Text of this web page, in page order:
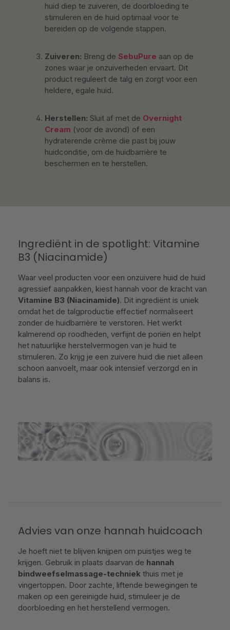
huid diep te zuiveren, de doorbloeding te
stimuleren en de huid optimaal voor te
bereiden op de volgende stappen.
Zuiveren: Breng de SebuPure aan op de
zones waar je onzuiverheden ervaart. Dit
product reguleert de talg en zorgt voor een
heldere, egale huid.
Herstellen: Sluit af met de Overnight
Cream (voor de avond) of een
hydraterende crème die past bij jouw
huidconditie, om de huidbarrière te
beschermen en te herstellen.
Ingrediënt in de spotlight: Vitamine
B3 (Niacinamide)
Waar veel producten voor een onzuivere huid de huid
agressief aanpakken, kiest hannah voor de kracht van
Vitamine B3 (Niacinamide). Dit ingrediënt is uniek
omdat het de talgproductie effectief normaliseert
zonder de huidbarrière te verstoren. Het werkt
kalmerend op roodheden, verfijnt de poriën en helpt
het natuurlijke herstelvermogen van je huid te
stimuleren. Zo krijg je een zuivere huid die niet alleen
schoon aanvoelt, maar ook intensief verzorgd en in
balans is.
Advies van onze hannah huidcoach
Je hoeft niet te blijven knijpen om puistjes weg te
krijgen. Gebruik in plaats daarvan de hannah
bindweefselmassage-techniek thuis met je
vingertoppen. Door zachte, liftende bewegingen te
maken op een gereinigde huid, stimuleer je de
doorbloeding en het herstellend vermogen.